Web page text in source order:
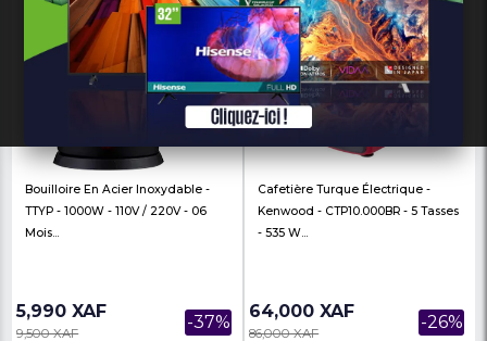
Bouilloire En Acier Inoxydable -
TTYP - 1000W - 110V / 220V - 06
Cafetière Turque
Kenwood -